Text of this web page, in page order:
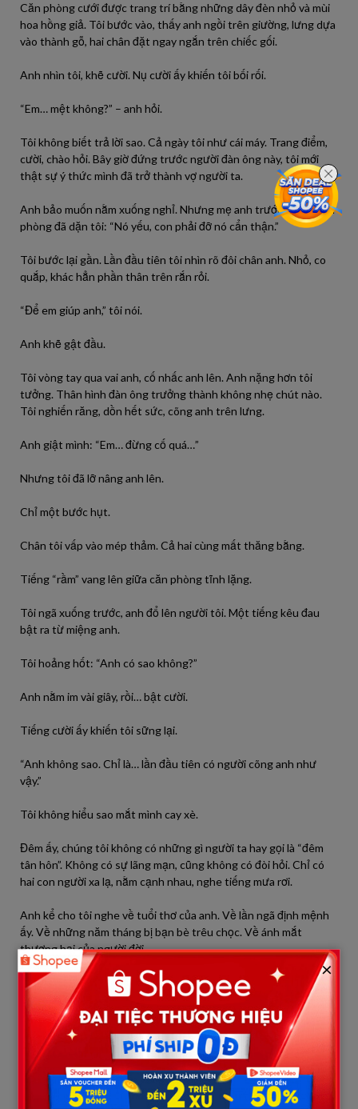
Căn phòng cưới được trang trí bằng những dây đèn nhỏ và mùi
hoa hồng giả. Tôi bước vào, thấy anh ngồi trên giường, lưng dựa
vào thành gỗ, hai chân đặt ngay ngắn trên chiếc gối.
Anh nhìn tôi, khẽ cười. Nụ cười ấy khiến tôi bối rối.
“Em… mệt không?” – anh hỏi.
Tôi không biết trả lời sao. Cả ngày tôi như cái máy. Trang điểm,
cười, chào hỏi. Bây giờ đứng trước người đàn ông này, tôi mới
thật sự ý thức mình đã trở thành vợ người ta.
Anh bảo muốn nằm xuống nghỉ. Nhưng mẹ anh trước khi ra khỏi
phòng đã dặn tôi: “Nó yếu, con phải đỡ nó cẩn thận.”
Tôi bước lại gần. Lần đầu tiên tôi nhìn rõ đôi chân anh. Nhỏ, co
quắp, khác hẳn phần thân trên rắn rỏi.
“Để em giúp anh,” tôi nói.
Anh khẽ gật đầu.
Tôi vòng tay qua vai anh, cố nhấc anh lên. Anh nặng hơn tôi
tưởng. Thân hình đàn ông trưởng thành không nhẹ chút nào.
Tôi nghiến răng, dồn hết sức, cõng anh trên lưng.
Anh giật mình: “Em… đừng cố quá…”
Nhưng tôi đã lỡ nâng anh lên.
Chỉ một bước hụt.
Chân tôi vấp vào mép thảm. Cả hai cùng mất thăng bằng.
Tiếng “rầm” vang lên giữa căn phòng tĩnh lặng.
Tôi ngã xuống trước, anh đổ lên người tôi. Một tiếng kêu đau
bật ra từ miệng anh.
Tôi hoảng hốt: “Anh có sao không?”
Anh nằm im vài giây, rồi… bật cười.
Tiếng cười ấy khiến tôi sững lại.
“Anh không sao. Chỉ là… lần đầu tiên có người cõng anh như
vậy.”
Tôi không hiểu sao mắt mình cay xè.
Đêm ấy, chúng tôi không có những gì người ta hay gọi là “đêm
tân hôn”. Không có sự lãng mạn, cũng không có đòi hỏi. Chỉ có
hai con người xa lạ, nằm cạnh nhau, nghe tiếng mưa rơi.
Anh kể cho tôi nghe về tuổi thơ của anh. Về lần ngã định mệnh
ấy. Về những năm tháng bị bạn bè trêu chọc. Về ánh mắt
thương hại của người đời.
“Anh từng nghĩ sẽ không bao giờ lấy vợ,” anh nói, giọng nhỏ lại.
“Không ai muốn gắn đời với một người như anh.”
Tôi quay mặt đi. Tôi không dám nói rằng mình cũng không muốn.
Những ngày sau đó, tôi bắt đầu cuộc sống mới. Tôi đẩy xe lăn
cho anh ra sân, nấu cơm, giặt giũ. Nhà anh khá giả thật, nhưng
không có tiếng cười. Mẹ anh nghiêm khắc, coi tôi như người ở.
×